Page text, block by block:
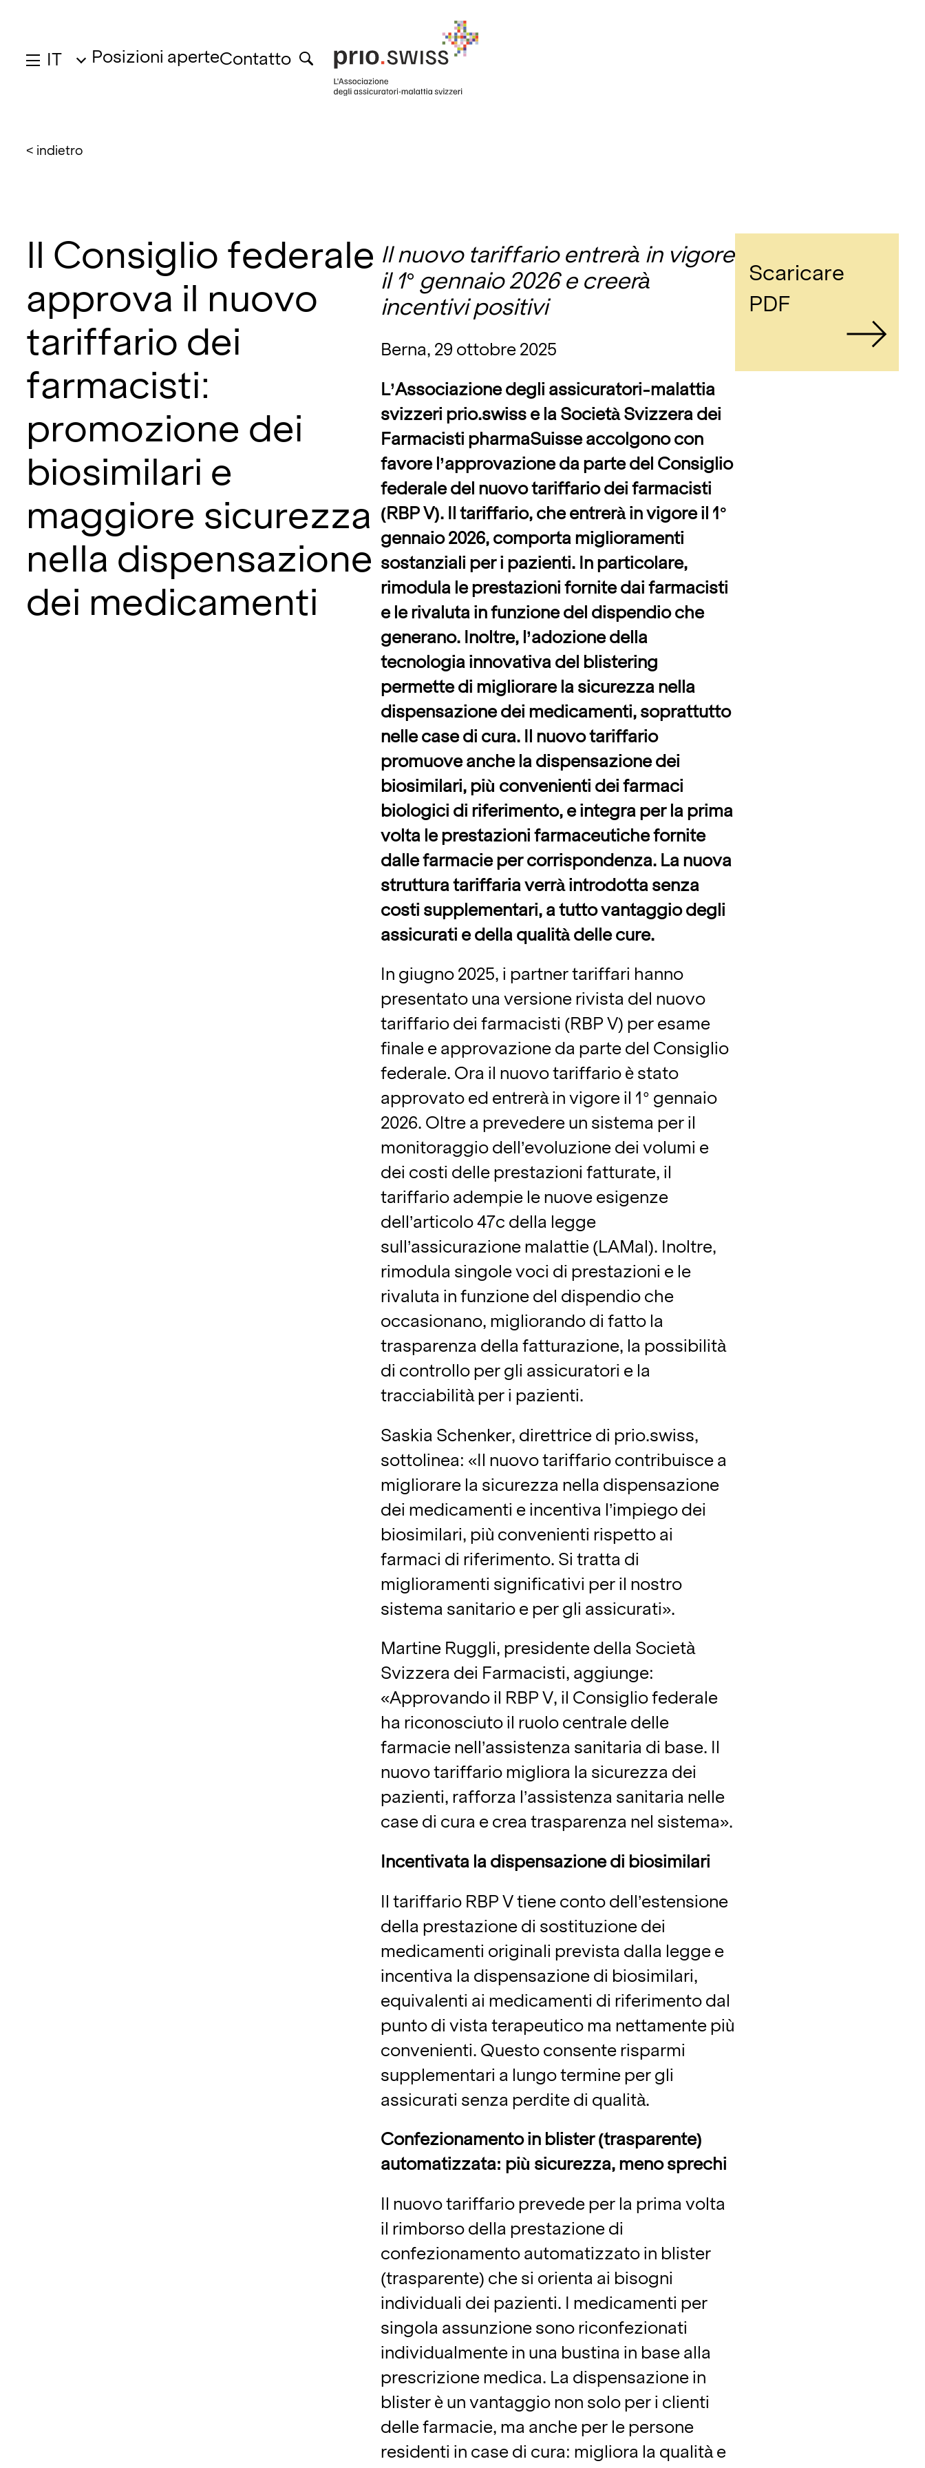
IT Posizioni aperteContatto
< indietro
Il Consiglio federale
approva il nuovo
tariffario dei
farmacisti:
promozione dei
biosimilari e
maggiore sicurezza
nella dispensazione
dei medicamenti
Il nuovo tariffario entrerà in vigore
il 1° gennaio 2026 e creerà
incentivi positivi
Berna, 29 ottobre 2025
L’Associazione degli assicuratori-malattia
svizzeri prio.swiss e la Società Svizzera dei
Farmacisti pharmaSuisse accolgono con
favore l’approvazione da parte del Consiglio
federale del nuovo tariffario dei farmacisti
(RBP V). Il tariffario, che entrerà in vigore il 1°
gennaio 2026, comporta miglioramenti
sostanziali per i pazienti. In particolare,
rimodula le prestazioni fornite dai farmacisti
e le rivaluta in funzione del dispendio che
generano. Inoltre, l’adozione della
tecnologia innovativa del blistering
permette di migliorare la sicurezza nella
dispensazione dei medicamenti, soprattutto
nelle case di cura. Il nuovo tariffario
promuove anche la dispensazione dei
biosimilari, più convenienti dei farmaci
biologici di riferimento, e integra per la prima
volta le prestazioni farmaceutiche fornite
dalle farmacie per corrispondenza. La nuova
struttura tariffaria verrà introdotta senza
costi supplementari, a tutto vantaggio degli
assicurati e della qualità delle cure.
In giugno 2025, i partner tariffari hanno
presentato una versione rivista del nuovo
tariffario dei farmacisti (RBP V) per esame
finale e approvazione da parte del Consiglio
federale. Ora il nuovo tariffario è stato
approvato ed entrerà in vigore il 1° gennaio
2026. Oltre a prevedere un sistema per il
monitoraggio dell’evoluzione dei volumi e
dei costi delle prestazioni fatturate, il
tariffario adempie le nuove esigenze
dell’articolo 47c della legge
sull’assicurazione malattie (LAMal). Inoltre,
rimodula singole voci di prestazioni e le
rivaluta in funzione del dispendio che
occasionano, migliorando di fatto la
trasparenza della fatturazione, la possibilità
di controllo per gli assicuratori e la
tracciabilità per i pazienti.
Saskia Schenker, direttrice di prio.swiss,
sottolinea: «Il nuovo tariffario contribuisce a
migliorare la sicurezza nella dispensazione
dei medicamenti e incentiva l’impiego dei
biosimilari, più convenienti rispetto ai
farmaci di riferimento. Si tratta di
miglioramenti significativi per il nostro
sistema sanitario e per gli assicurati».
Martine Ruggli, presidente della Società
Svizzera dei Farmacisti, aggiunge:
«Approvando il RBP V, il Consiglio federale
ha riconosciuto il ruolo centrale delle
farmacie nell’assistenza sanitaria di base. Il
nuovo tariffario migliora la sicurezza dei
pazienti, rafforza l’assistenza sanitaria nelle
case di cura e crea trasparenza nel sistema».
Incentivata la dispensazione di biosimilari
Il tariffario RBP V tiene conto dell’estensione
della prestazione di sostituzione dei
medicamenti originali prevista dalla legge e
incentiva la dispensazione di biosimilari,
equivalenti ai medicamenti di riferimento dal
punto di vista terapeutico ma nettamente più
convenienti. Questo consente risparmi
supplementari a lungo termine per gli
assicurati senza perdite di qualità.
Confezionamento in blister (trasparente)
automatizzata: più sicurezza, meno sprechi
Il nuovo tariffario prevede per la prima volta
il rimborso della prestazione di
confezionamento automatizzato in blister
(trasparente) che si orienta ai bisogni
individuali dei pazienti. I medicamenti per
singola assunzione sono riconfezionati
individualmente in una bustina in base alla
prescrizione medica. La dispensazione in
blister è un vantaggio non solo per i clienti
delle farmacie, ma anche per le persone
residenti in case di cura: migliora la qualità e
Scaricare
PDF